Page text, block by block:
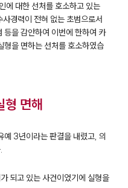
에 대한 선처를 호소하고 있는
경력이 전혀 없는 초범으로서
등을 감안하여 이번에 한하여 카
형을 면하는 선처를 호소하였습
면해
예 3년이라는 판결을 내렸고, 의
되고 있는 사건이었기에 실형을